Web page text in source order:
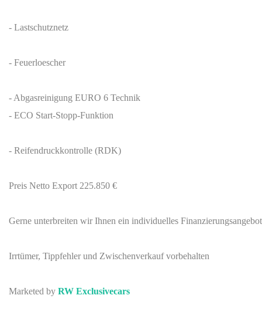
- Lastschutznetz
- Feuerloescher
- Abgasreinigung EURO 6 Technik
- ECO Start-Stopp-Funktion
- Reifendruckkontrolle (RDK)
Preis Netto Export 225.850 €
Gerne unterbreiten wir Ihnen ein individuelles
Irrtümer, Tippfehler und Zwischenverkauf vorbehalten
Marketed by RW Exclusivecars